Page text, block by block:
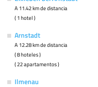
A 11.42 km de distancia
( 1 hotel )
Arnstadt
A 12.28 km de distancia
( 8 hoteles )
( 22 apartamentos )
Ilmenau